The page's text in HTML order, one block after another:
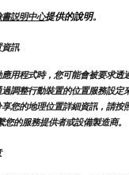
書説明中心提供的說明。
訊
用程式時，您可能會被要求透
調整行動裝置的位置服務設定
您的地理位置詳細資訊，請按
的服務提供者或設備製造商。